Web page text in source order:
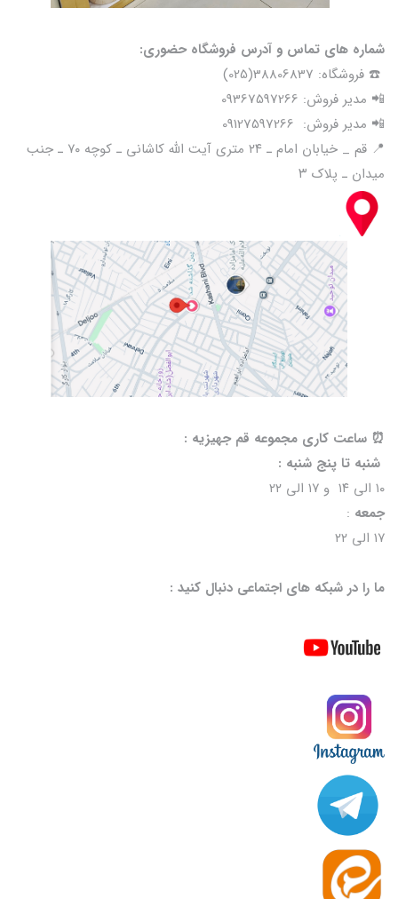
شماره های تماس و آدرس فروشگاه حضوری:
☎️ فروشگاه: 38806837(025)
📲 مدیر فروش: 09367597266
📲 مدیر فروش: 09127597266
📍 قم _ خیابان امام ـ ۲۴ متری آیت الله کاشانی ـ کوچه ۷۰ ـ جنب
میدان ـ پلاک ۳
⏰️ ساعت کاری مجموعه قم جهیزیه :
شنبه تا پنج شنبه :
۱۰ الی ۱۴ و ۱۷ الی ۲۲
جمعه :
۱۷ الی ۲۲
ما را در شبکه های اجتماعی دنبال کنید :